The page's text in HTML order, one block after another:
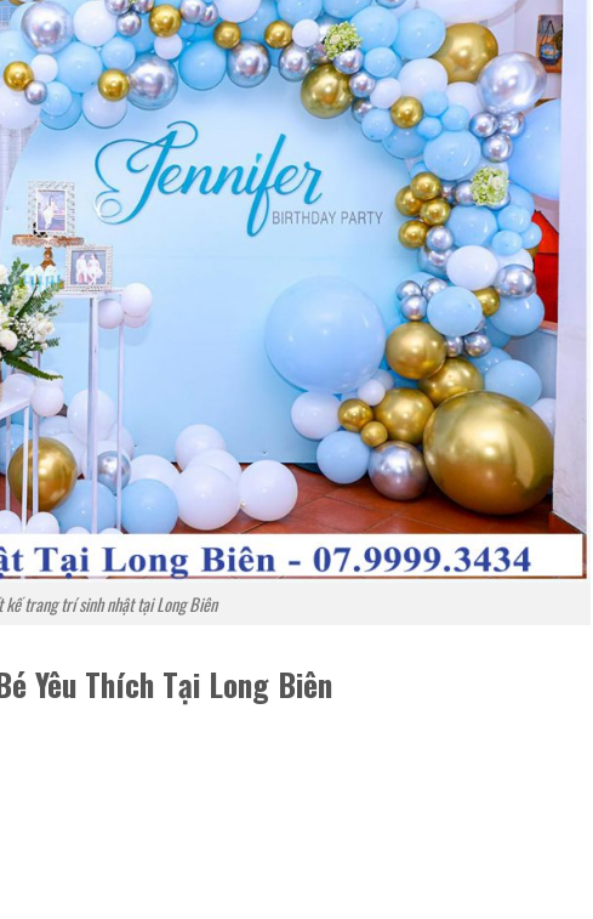
kế trang trí sinh nhật tại Long Biên
Yêu Thích Tại Long Biên